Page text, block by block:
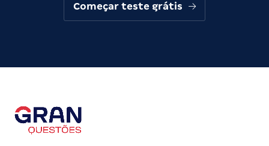
Começar teste grátis